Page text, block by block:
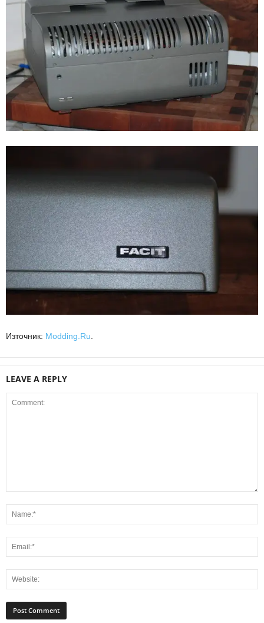
Източник: Modding.Ru
LEAVE A REPLY